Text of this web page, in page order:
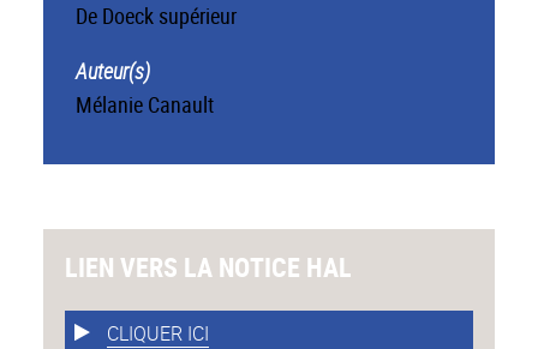
De Doeck supérieur
Auteur(s)
Mélanie Canault
LIEN VERS LA NOTICE HAL
CLIQUER ICI